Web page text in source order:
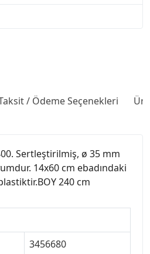
/ Ödeme Seçenekleri
Sertleştirilmiş, ø 35 mm
14x60 cm ebadındaki
240 cm
3456680